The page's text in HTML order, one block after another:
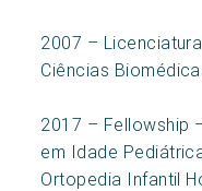
2007 –
Ciências
2017 – Fellowship
em Idade
Ortopedia Infantil